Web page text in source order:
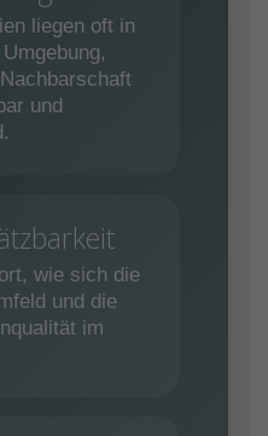
liegen oft in
und
wie sich die
und die
im